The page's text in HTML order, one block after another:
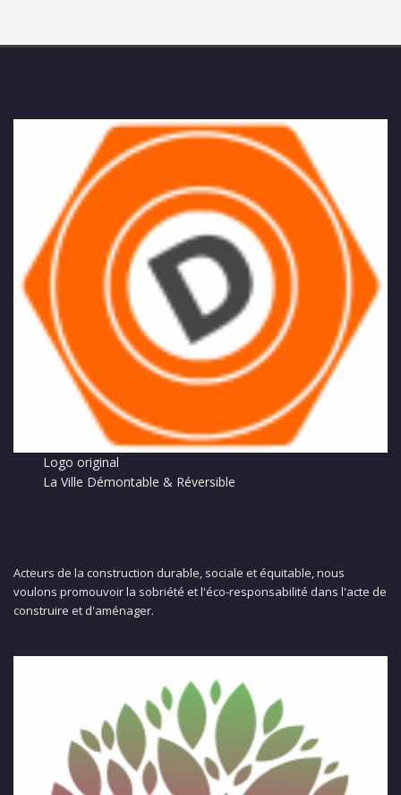
Logo original
La Ville Démontable & Réversible
Acteurs de la construction durable, sociale et équitable, nous
voulons promouvoir la sobriété et l'éco-responsabilité dans l'acte de
construire et d'aménager.